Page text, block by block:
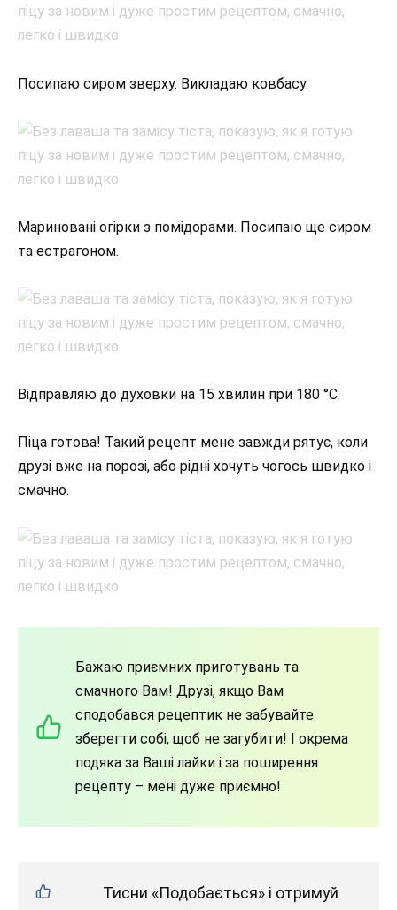
Посипаю сиром зверху. Викладаю ковбасу.
Мариновані огірки з помідорами. Посипаю ще сиром
та естрагоном.
Відправляю до духовки на 15 хвилин при 180 °С.
Піца готова! Такий рецепт мене завжди рятує, коли
друзі вже на порозі, або рідні хочуть чогось швидко і
смачно.
Бажаю приємних приготувань та
смачного Вам! Друзі, якщо Вам
сподобався рецептик не забувайте
зберегти собі, щоб не загубити! І окрема
подяка за Ваші лайки і за поширення
рецепту – мені дуже приємно!
Тисни «Подобається» і отримуй